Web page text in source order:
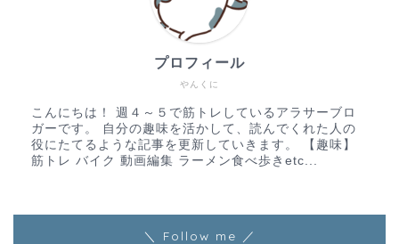
やんくに
プロフィール
こんにちは！ 週４～５で筋トレしているアラサーブロ
ガーです。 自分の趣味を活かして、読んでくれた人の
役にたてるような記事を更新していきます。 【趣味】
筋トレ バイク 動画編集 ラーメン食べ歩きetc...
＼ Follow me ／